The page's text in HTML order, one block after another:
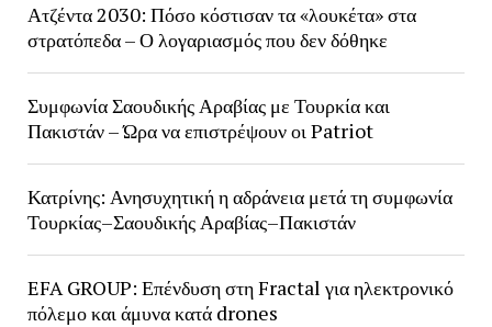
Ατζέντα 2030: Πόσο κόστισαν τα «λουκέτα» στα
στρατόπεδα – Ο λογαριασμός που δεν δόθηκε
Συμφωνία Σαουδικής Αραβίας με Τουρκία και
Πακιστάν – Ώρα να επιστρέψουν οι Patriot
Κατρίνης: Ανησυχητική η αδράνεια μετά τη συμφωνία
Τουρκίας–Σαουδικής Αραβίας–Πακιστάν
EFA GROUP: Επένδυση στη Fractal για ηλεκτρονικό
πόλεμο και άμυνα κατά drones